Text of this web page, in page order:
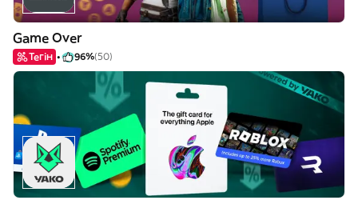
Game Over
Тегін 96%(50)